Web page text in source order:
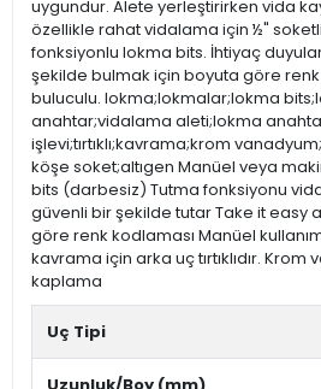
uygundur. Alete yerleştirirken vida
özellikle rahat vidalama için ½"
fonksiyonlu lokma bits. İhtiyaç
şekilde bulmak için boyuta göre
buluculu. lokma;lokmalar;lokma
anahtar;vidalama aleti;lokma
işlevi;tırtıklı;kavrama;krom
köşe soket;altıgen Manüel veya
bits (darbesiz) Tutma fonksiyonu
güvenli bir şekilde tutar Take it easy
göre renk kodlaması Manüel
kavrama için arka uç tırtıklıdır.
kaplama
Uç Tipi